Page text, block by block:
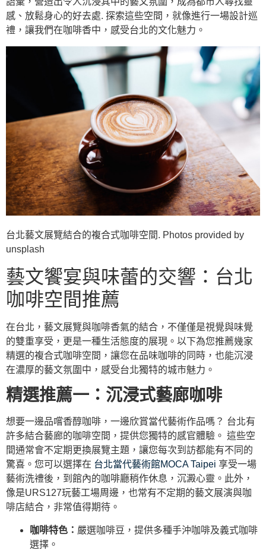
感、放鬆身心的好去處. 探索這些空間，就像進行一場設計巡
禮，讓我們在咖啡香中，感受台北的文化魅力。
台北藝文展覽結合的複合式咖啡空間. Photos provided by
unsplash
藝文饗宴與味蕾的交響：台北
咖啡空間推薦
在台北，藝文展覽與咖啡香氣的結合，不僅僅是視覺與味覺
的雙重享受，更是一種生活態度的展現。以下為您推薦幾家
精選的複合式咖啡空間，讓您在品味咖啡的同時，也能沉浸
在濃厚的藝文氛圍中，感受台北獨特的城市魅力。
精選推薦一：沉浸式藝廊咖啡
想要一邊品嚐香醇咖啡，一邊欣賞當代藝術作品嗎？ 台北有
許多結合藝廊的咖啡空間，提供您獨特的感官體驗。 這些空
間通常會不定期更換展覽主題，讓您每次到訪都能有不同的
驚喜。您可以選擇在 台北當代藝術館MOCA Taipei 享受一場
藝術洗禮後，到館內的咖啡廳稍作休息，沉澱心靈。此外，
像是URS127玩藝工場周邊，也常有不定期的藝文展演與咖
啡店結合，非常值得期待。
咖啡特色： 嚴選咖啡豆，提供多種手沖咖啡及義式咖啡
選擇。